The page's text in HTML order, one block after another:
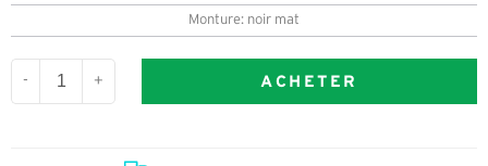
Monture: noir mat
- + ACHETER